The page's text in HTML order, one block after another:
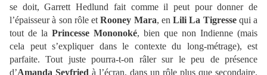
se doit, Garrett Hedlund fait comme il peut pour donner de
l’épaisseur à son rôle etRooney Mara, en Lili La Tigressequi a
tout de la Princesse Mononoké, bien que non Indienne (mais
cela peut s’expliquer dans le contexte du long-métrage), est
parfaite. Tout juste pourra-t-on râler sur le peu de présence
d’Amanda Seyfried à l’écran, dans un rôle plus que secondaire.